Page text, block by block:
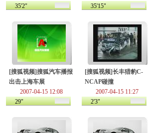
35'2"
35'15"
[搜狐视频]搜狐汽车播报
出击上海车展
2007-04-15 12:08
29"
[搜狐视频]长丰猎豹C-
NCAP碰撞
2007-04-15 11:27
2'3"